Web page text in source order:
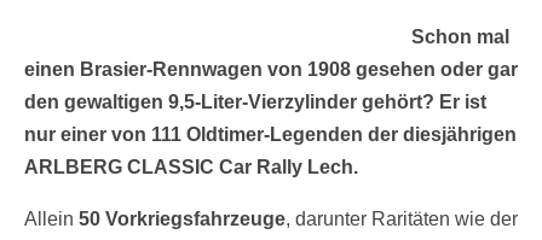
Schon mal
einen Brasier-Rennwagen von 1908 gesehen oder gar
den gewaltigen 9,5-Liter-Vierzylinder gehört? Er ist
nur einer von 111 Oldtimer-Legenden der diesjährigen
ARLBERG CLASSIC Car Rally Lech.
Allein 50 Vorkriegsfahrzeuge, darunter Raritäten wie der